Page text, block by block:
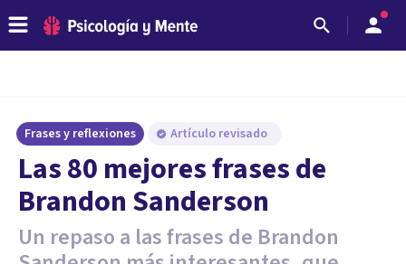
Frases y reflexiones Artículo revisado
Las 80 mejores frases de
Brandon Sanderson
Un repaso a las frases de Brandon